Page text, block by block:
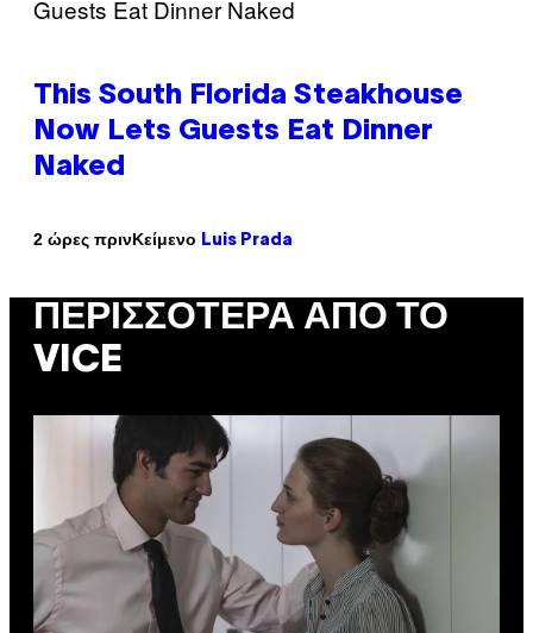
This South Florida Steakhouse
Now Lets Guests Eat Dinner
Naked
2 ώρες πρινΚείμενο Luis Prada
ΠΕΡΙΣΣΌΤΕΡΑ ΑΠΌ ΤΟ
VICE